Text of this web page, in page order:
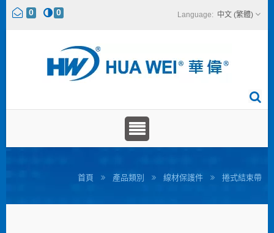
0 0 中文 (繁體)
首頁 產品類別 線材保護件 捲式結束帶